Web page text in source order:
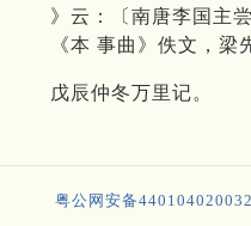
》云：〔南唐李国主
《本 事曲》佚文，梁
戊辰仲冬万里记。
粤公网安备